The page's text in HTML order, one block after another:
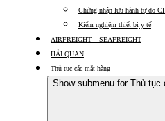
Chứng nhận lưu hành tự do
Kiểm nghiệm thiết bị y tế
AIRFREIGHT – SEAFREIGHT
HẢI QUAN
Thủ tục các mặt hàng
Show submenu for Thủ tục